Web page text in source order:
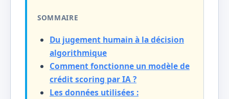
SOMMAIRE
Du jugement humain à la décision
algorithmique
Comment fonctionne un modèle de
crédit scoring par IA ?
Les données utilisées :